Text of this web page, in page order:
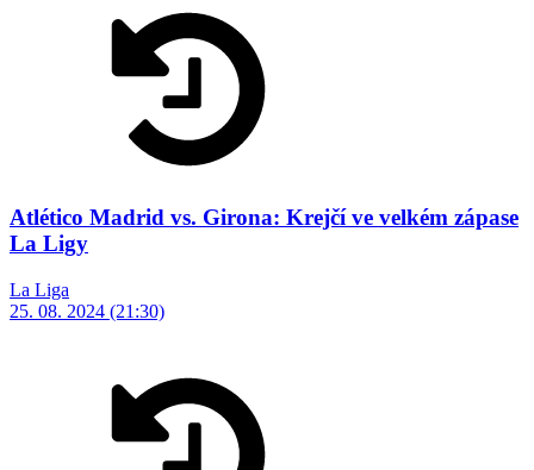
Atlético Madrid vs. Girona: Krejčí ve velkém zápase
La Ligy
La Liga
25. 08. 2024 (21:30)